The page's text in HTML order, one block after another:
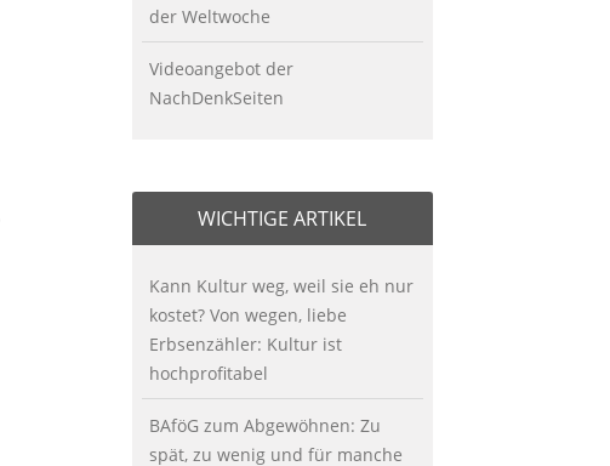
der Weltwoche
Videoangebot der
NachDenkSeiten
WICHTIGE ARTIKEL
Kann Kultur weg, weil sie eh nur
kostet? Von wegen, liebe
Erbsenzähler: Kultur ist
hochprofitabel
BAföG zum Abgewöhnen: Zu
spät, zu wenig und für manche